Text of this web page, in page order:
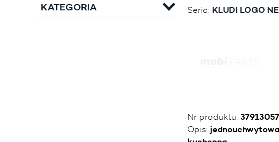
KATEGORIA Seria: KLUDI LOGO
Nr produktu:
Opis: